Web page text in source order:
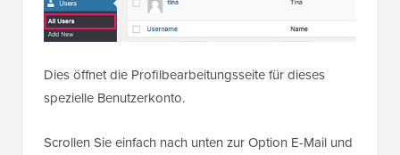
Dies öffnet die Profilbearbeitungsseite für dieses
spezielle Benutzerkonto.
Scrollen Sie einfach nach unten zur Option E-Mail und